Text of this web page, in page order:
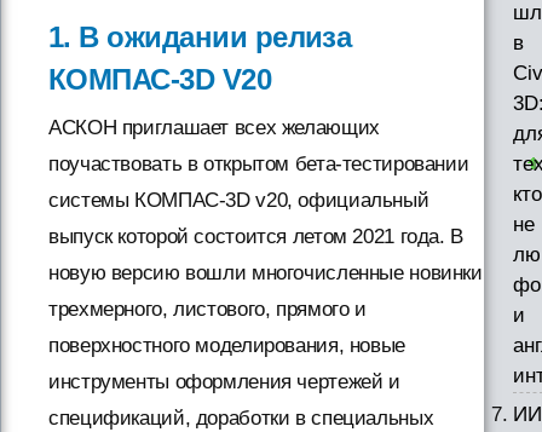
1. В ожидании релиза
КОМПАС-3D V20
АСКОН приглашает всех желающих
поучаствовать в открытом бета-тестировании
системы КОМПАС-3D v20, официальный
выпуск которой состоится летом 2021 года. В
новую версию вошли многочисленные новинки
трехмерного, листового, прямого и
поверхностного моделирования, новые
инструменты оформления чертежей и
спецификаций, доработки в специальных
в
кто
не
и
ИИ